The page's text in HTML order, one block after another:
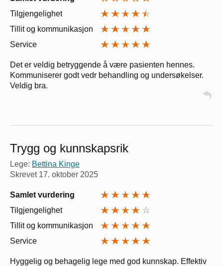
Tilgjengelighet
Tillit og kommunikasjon
Service
Det er veldig betryggende å være pasienten hennes.
Kommuniserer godt vedr behandling og undersøkelser.
Veldig bra.
Trygg og kunnskapsrik
Lege: Bettina Kinge
Skrevet 17. oktober 2025
Samlet vurdering
Tilgjengelighet
Tillit og kommunikasjon
Service
Hyggelig og behagelig lege med god kunnskap. Effektiv